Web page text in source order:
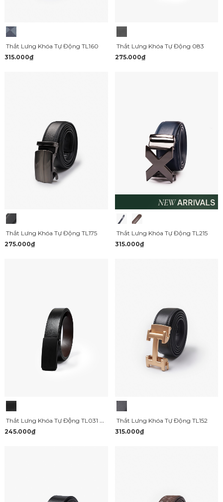
Thắt Lưng Khóa Tự Động TL160
315.000₫
Thắt Lưng Khóa Tự Động 083
275.000₫
Thắt Lưng Khóa Tự Động TL175
275.000₫
Thắt Lưng Khóa Tự Động TL215
315.000₫
Thắt Lưng Khóa Tự Động TL031 Màu Đen
245.000₫
Thắt Lưng Khóa Tự Động TL152
315.000₫